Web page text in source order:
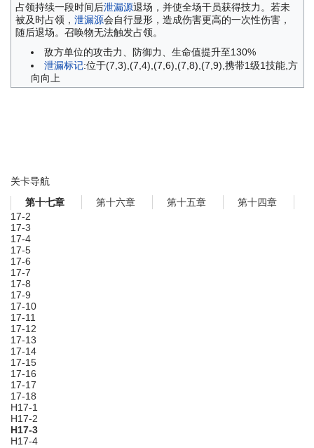
占领持续一段时间后泄漏源退场，并使全场干员获得技力。若未
被及时占领， 泄漏源会自行显形，造成伤害更高的一次性伤害，
随后退场。召唤物无法触发占领。
敌方单位的攻击力、防御力、生命值提升至130%
泄漏标记:位于(7,3),(7,4),(7,6),(7,8),(7,9),携带1级1技能,方
向向上
关卡导航
第十七章 第十六章 第十五章 第十四章
17-2
17-3
17-4
17-5
17-6
17-7
17-8
17-9
17-10
17-11
17-12
17-13
17-14
17-15
17-16
17-17
17-18
H17-1
H17-2
H17-3
H17-4